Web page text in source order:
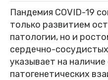
Пандемия COVID-19
только развитием
патологии, но и
сердечно-
указывает на
патогенетических